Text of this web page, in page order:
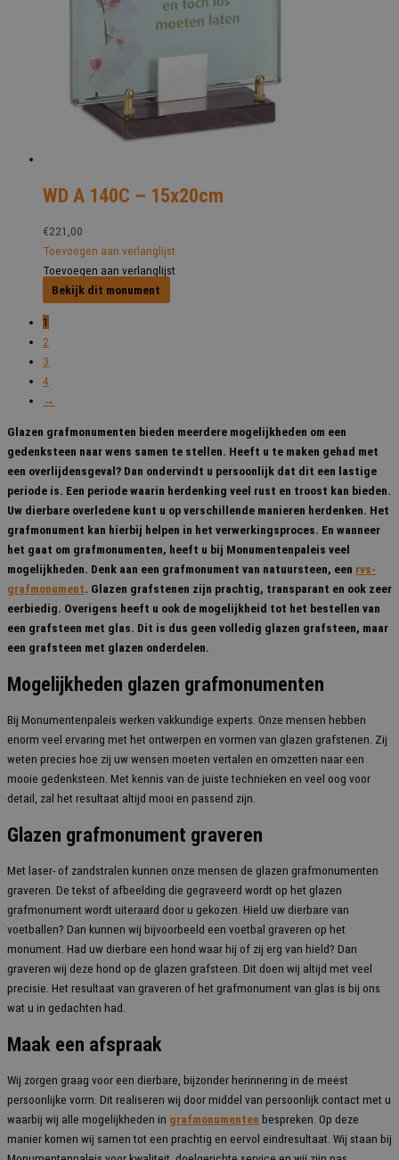
WD A 140C – 15x20cm
€221,00
Toevoegen aan verlanglijst
Toevoegen aan verlanglijst
Bekijk dit monument
1
2
3
4
→
Glazen grafmonumenten bieden meerdere mogelijkheden om een
gedenksteen naar wens samen te stellen. Heeft u te maken gehad met
een overlijdensgeval? Dan ondervindt u persoonlijk dat dit een lastige
periode is. Een periode waarin herdenking veel rust en troost kan bieden.
Uw dierbare overledene kunt u op verschillende manieren herdenken. Het
grafmonument kan hierbij helpen in het verwerkingsproces. En wanneer
het gaat om grafmonumenten, heeft u bij Monumentenpaleis veel
mogelijkheden. Denk aan een grafmonument van natuursteen, een rvs-
grafmonument. Glazen grafstenen zijn prachtig, transparant en ook zeer
eerbiedig. Overigens heeft u ook de mogelijkheid tot het bestellen van
een grafsteen met glas. Dit is dus geen volledig glazen grafsteen, maar
een grafsteen met glazen onderdelen.
Mogelijkheden glazen grafmonumenten
Bij Monumentenpaleis werken vakkundige experts. Onze mensen hebben
enorm veel ervaring met het ontwerpen en vormen van glazen grafstenen. Zij
weten precies hoe zij uw wensen moeten vertalen en omzetten naar een
mooie gedenksteen. Met kennis van de juiste technieken en veel oog voor
detail, zal het resultaat altijd mooi en passend zijn.
Glazen grafmonument graveren
Met laser- of zandstralen kunnen onze mensen de glazen grafmonumenten
graveren. De tekst of afbeelding die gegraveerd wordt op het glazen
grafmonument wordt uiteraard door u gekozen. Hield uw dierbare van
voetballen? Dan kunnen wij bijvoorbeeld een voetbal graveren op het
monument. Had uw dierbare een hond waar hij of zij erg van hield? Dan
graveren wij deze hond op de glazen grafsteen. Dit doen wij altijd met veel
precisie. Het resultaat van graveren of het grafmonument van glas is bij ons
wat u in gedachten had.
Maak een afspraak
Wij zorgen graag voor een dierbare, bijzonder herinnering in de meest
persoonlijke vorm. Dit realiseren wij door middel van persoonlijk contact met u
waarbij wij alle mogelijkheden in grafmonumenten bespreken. Op deze
manier komen wij samen tot een prachtig en eervol eindresultaat. Wij staan bij